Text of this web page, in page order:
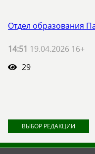
Отдел образования
14:51 19.04.2026 16+
29
ВЫБОР РЕДАКЦИИ